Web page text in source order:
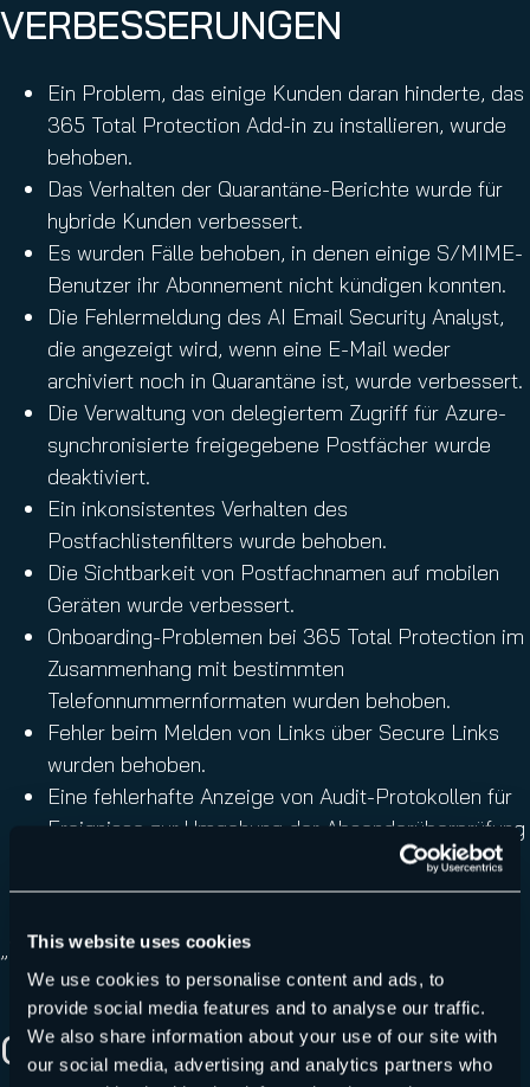
This website uses cookies
We use cookies to personalise content and ads, to
provide social media features and to analyse our traffic.
We also share information about your use of our site with
our social media, advertising and analytics partners who
VERBESSERUNGEN
Ein Problem, das einige Kunden daran hinderte, das
365 Total Protection Add-in zu installieren, wurde
behoben.
Das Verhalten der Quarantäne-Berichte wurde für
hybride Kunden verbessert.
Es wurden Fälle behoben, in denen einige S/MIME-
Benutzer ihr Abonnement nicht kündigen konnten.
Die Fehlermeldung des AI Email Security Analyst,
die angezeigt wird, wenn eine E-Mail weder
archiviert noch in Quarantäne ist, wurde verbessert.
Die Verwaltung von delegiertem Zugriff für Azure-
synchronisierte freigegebene Postfächer wurde
deaktiviert.
Ein inkonsistentes Verhalten des
Postfachlistenfilters wurde behoben.
Die Sichtbarkeit von Postfachnamen auf mobilen
Geräten wurde verbessert.
Onboarding-Problemen bei 365 Total Protection im
Zusammenhang mit bestimmten
Telefonnummernformaten wurden behoben.
Fehler beim Melden von Links über Secure Links
wurden behoben.
Eine fehlerhafte Anzeige von Audit-Protokollen für
Ereignisse zur Umgehung der Absenderüberprüfung
„`
CHECK OTHER RELEASES